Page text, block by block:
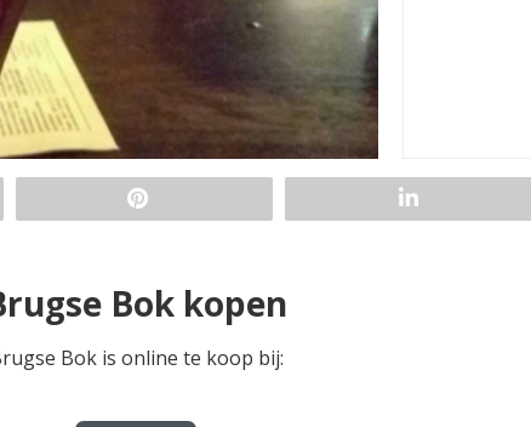
Bok kopen
Bok is online te koop bij: